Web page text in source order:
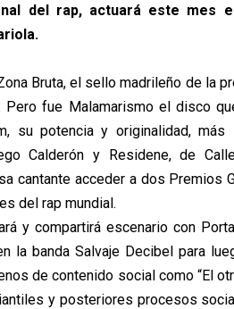
del rap, actuará este mes
Bruta, el sello madrileño de la
fue Malamarismo el disco
su potencia y originalidad, más
Calderón y Residene, de
cantante acceder a dos Premios
del rap mundial.
y compartirá escenario con
la banda Salvaje Decibel para
de contenido social como “El
y posteriores procesos